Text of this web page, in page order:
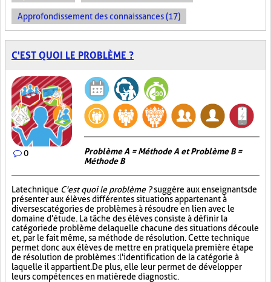
Approfondissement des connaissances (17)
C'EST QUOI LE PROBLÈME ?
0
Problème A = Méthode A et Problème B =
Méthode B
La technique C'est quoi le problème ?suggère aux enseignants de
présenter aux élèves différentes situations appartenant à
diverses catégories de problèmes à résoudre en lien avec le
domaine d'étude. La tâche des élèves consiste à définir la
catégorie de problème de laquelle chacune des situations découle
et, par le fait même, sa méthode de résolution. Cette technique
permet donc aux élèves de mettre en pratique la première étape
de résolution de problèmes : l'identification de la catégorie à
laquelle il appartient. De plus, elle leur permet de développer
leurs compétences en matière de diagnostic.